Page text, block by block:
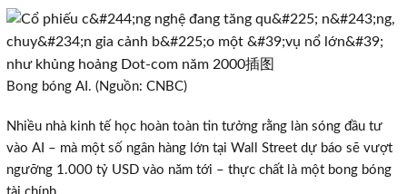
Bong bóng AI. (Nguồn: CNBC)
Nhiều nhà kinh tế học hoàn toàn tin tưởng rằng làn sóng đầu tư
vào AI – mà một số ngân hàng lớn tại Wall Street dự báo sẽ vượt
ngưỡng 1.000 tỷ USD vào năm tới – thực chất là một bong bóng